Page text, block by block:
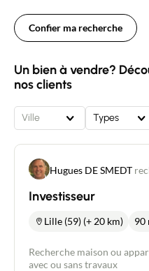
Confier ma recherche
Un bien à vendre?
nos clients
Ville Types
Hugues DE SMEDT
Investisseur
Lille (59) (+ 20 km) 90
Recherche maison ou
avec ou sans travaux